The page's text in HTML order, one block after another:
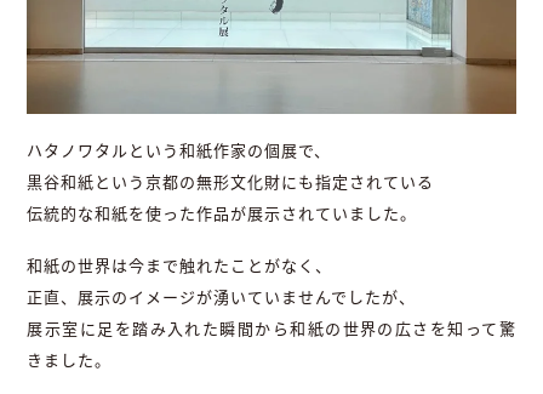
ハタノワタルという和紙作家の個展で、
黒谷和紙という京都の無形文化財にも指定されている
伝統的な和紙を使った作品が展示されていました。
和紙の世界は今まで触れたことがなく、
正直、展示のイメージが湧いていませんでしたが、
展示室に足を踏み入れた瞬間から和紙の世界の広さを知って驚
きました。